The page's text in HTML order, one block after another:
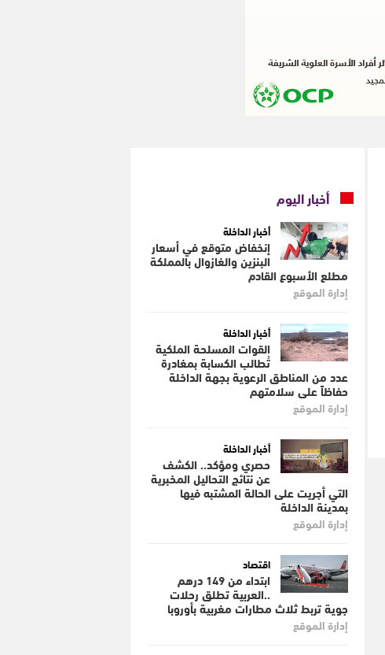
أخبار اليوم
أخبار الداخلة
إنخفاض متوقع في أسعار
البنزين والغازوال بالمملكة
مطلع الأسبوع القادم
إدارة الموقع
أخبار الداخلة
القوات المسلحة الملكية
تُطالب الكسابة بمغادرة
عدد من المناطق الرعوية بجهة الداخلة
حفاظاً على سلامتهم
إدارة الموقع
أخبار الداخلة
حصري ومؤكد.. الكشف
عن نتائج التحاليل المخبرية
التي أجريت على الحالة المشتبه فيها
بمدينة الداخلة
إدارة الموقع
اقتصاد
ابتداء من 149 درهم
..العربية تطلق رحلات
جوية تربط ثلاث مطارات مغربية بأوروبا
إدارة الموقع